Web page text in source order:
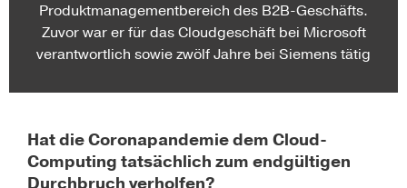
Produktmanagementbereich des B2B-Geschäfts.
Zuvor war er für das Cloudgeschäft bei Microsoft
verantwortlich sowie zwölf Jahre bei Siemens tätig
Hat die Coronapande­mie dem Cloud-
Computing tatsächlich zum endgültigen
Durchbruch verholfen?